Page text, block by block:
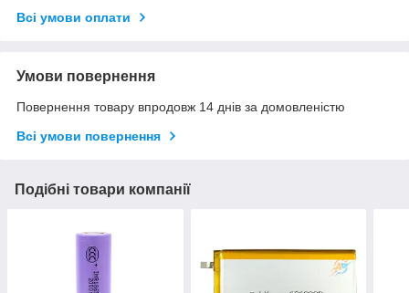
Всі умови оплати
Умови повернення
Повернення товару впродовж 14 днів за домовленістю
Всі умови повернення
Подібні товари компанії